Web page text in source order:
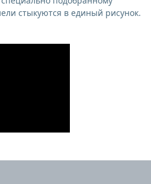
стыкуются в единый рисунок.